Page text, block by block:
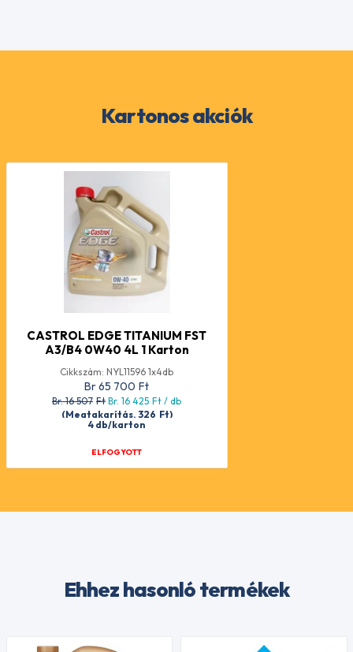
Kartonos akciók
CASTROL EDGE TITANIUM FST
A3/B4 0W40 4L 1 Karton
Cikkszám: NYL11596 1x4db
Br 65 700 Ft
Br. 16 507 Ft Br. 16 425 Ft / db
(Megtakarítás. 326 Ft)
4 db/karton
ELFOGYOTT
Ehhez hasonló termékek